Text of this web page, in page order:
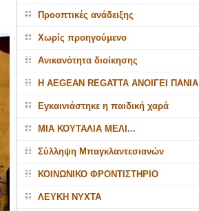
Προοπτικές ανάδειξης
Χωρίς προηγούμενο
Ανικανότητα διοίκησης
Η AEGEAN REGATTA ΑΝΟΙΓΕΙ ΠΑΝΙΑ
Εγκαινιάστηκε η παιδική χαρά
ΜΙΑ ΚΟΥΤΑΛΙΑ ΜΕΛΙ...
Σύλληψη Μπαγκλαντεσιανών
ΚΟΙΝΩΝΙΚΟ ΦΡΟΝΤΙΣΤΗΡΙΟ
ΛΕΥΚΗ ΝΥΧΤΑ